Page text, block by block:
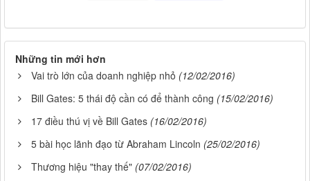
Những tin mới hơn
Vai trò lớn của doanh nghiệp nhỏ (12/02/2016)
Bill Gates: 5 thái độ cần có để thành công (15/02/2016)
17 điều thú vị về Bill Gates (16/02/2016)
5 bài học lãnh đạo từ Abraham Lincoln (25/02/2016)
Thương hiệu "thay thế" (07/02/2016)